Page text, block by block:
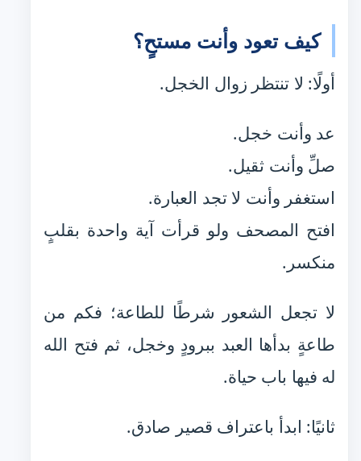
كيف تعود وأنت مستحٍ؟
أولًا: لا تنتظر زوال الخجل.
عد وأنت خجل.
صلِّ وأنت ثقيل.
استغفر وأنت لا تجد العبارة.
افتح المصحف ولو قرأت آية واحدة بقلبٍ
منكسر.
لا تجعل الشعور شرطًا للطاعة؛ فكم من
طاعةٍ بدأها العبد ببرودٍ وخجل، ثم فتح الله
له فيها باب حياة.
ثانيًا: ابدأ باعتراف قصير صادق.